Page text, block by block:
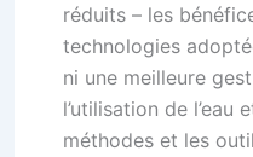
réduits – les
technologies
ni une meilleure
l’utilisation de l’eau
méthodes et les